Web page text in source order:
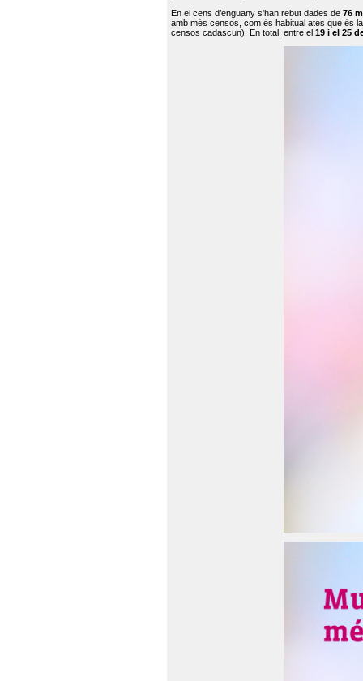
En el cens d’enguany s'han rebut dades de 76
amb més censos, com és habitual atès que és
censos cadascun). En total, entre el 19 i el 25